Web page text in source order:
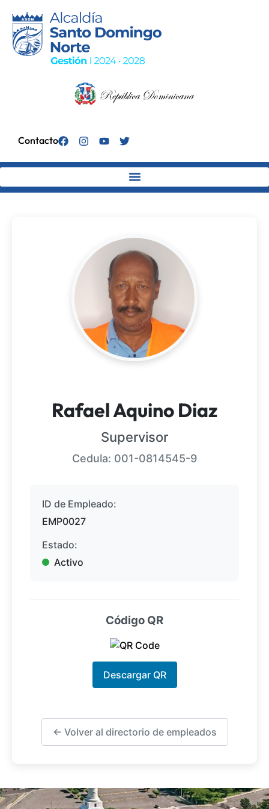
Contacto
Rafael Aquino Diaz
Supervisor
Cedula: 001-0814545-9
ID de Empleado:
EMP0027
Estado:
Activo
Código QR
Descargar QR
← Volver al directorio de empleados